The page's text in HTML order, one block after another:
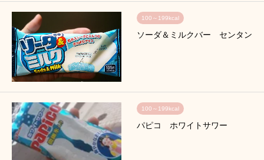
100～199kcal
ソーダ＆ミルクバー センタン
100～199kcal
パピコ ホワイトサワー